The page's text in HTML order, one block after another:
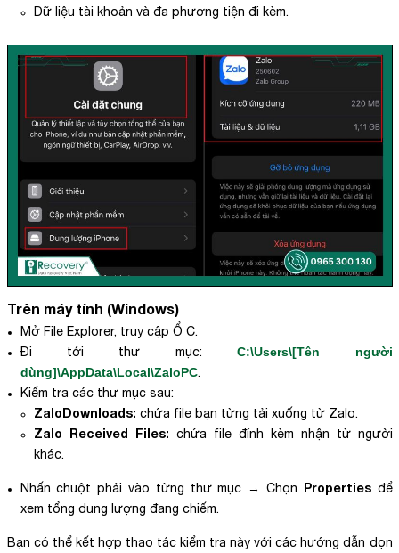
Dữ liệu tài khoản và đa phương tiện đi kèm.
Trên máy tính (Windows)
Mở File Explorer, truy cập Ổ C.
Đi tới thư mục:C:\Users\[Tên người
dùng]\AppData\Local\ZaloPC.
Kiểm tra các thư mục sau:
ZaloDownloads: chứa file bạn từng tải xuống từ Zalo.
Zalo Received Files: chứa file đính kèm nhận từ người
khác.
Nhấn chuột phải vào từng thư mục → Chọn Properties để
xem tổng dung lượng đang chiếm.
Bạn có thể kết hợp thao tác kiểm tra này với các hướng dẫn dọn